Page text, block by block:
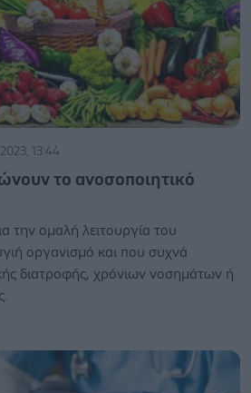
13:44
το ανοσοποιητικό
την ομαλή λειτουργία του
οργανισμό και που συχνά
διατροφής, χρόνιων νοσημάτων ή